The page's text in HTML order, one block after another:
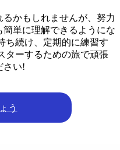
かもしれませんが、努力
単に理解できるようにな
ち続け、定期的に練習す
ターするための旅で頑張
さい!
う